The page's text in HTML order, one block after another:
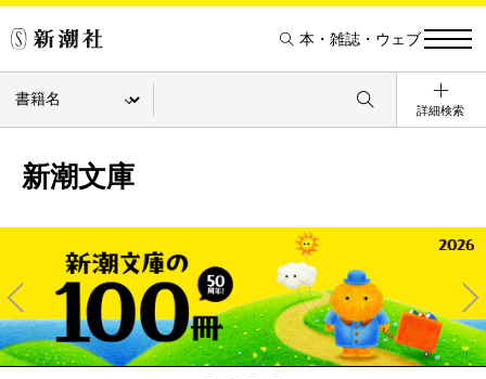
本・雑誌・ウェブ
詳細検索
新潮文庫
Pre
v
Ne
xt